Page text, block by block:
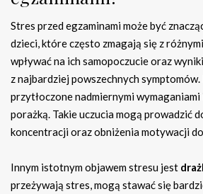
Stres przed egzaminami może być
dzieci, które często zmagają się z
wpływać na ich samopoczucie oraz
z najbardziej powszechnych
przytłoczone nadmiernymi
porażką. Takie uczucia mogą prowadzić
koncentracji oraz obniżenia motywacji
Innym istotnym objawem stresu jest
przeżywają stres, mogą stawać się